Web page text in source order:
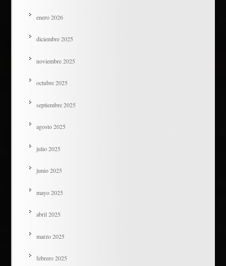
enero 2026
diciembre 2025
noviembre 2025
octubre 2025
septiembre 2025
agosto 2025
julio 2025
junio 2025
mayo 2025
abril 2025
marzo 2025
febrero 2025